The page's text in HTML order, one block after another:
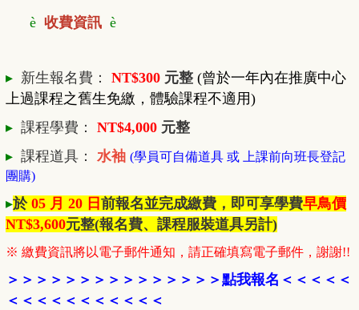
è 收費資訊 è
▸ 新生報名費： NT$300 元整 (曾於一年內在推廣中心
上過課程之舊生免繳，體驗課程不適用)
▸ 課程學費： NT$4,000 元整
▸ 課程道具 ： 水袖 (學員可自備道具 或 上課前向班長登記
團購)
▸於 05 月 20 日 前報名並完成繳費，即可享學費早鳥價
NT$3,600元整(報名費、課程服裝道具另計)
※ 繳費資訊將以電子郵件通知，請正確填寫電子郵件，謝謝!!
＞ ＞ ＞ ＞ ＞ ＞ ＞ ＞ ＞ ＞ ＞ ＞ ＞ ＞ ＞點我報名 ＜ ＜＜＜ ＜
＜＜ ＜ ＜ ＜＜＜ ＜ ＜ ＜ ＜